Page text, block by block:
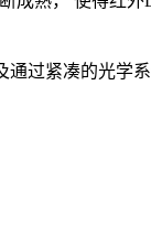
通过紧凑的光学